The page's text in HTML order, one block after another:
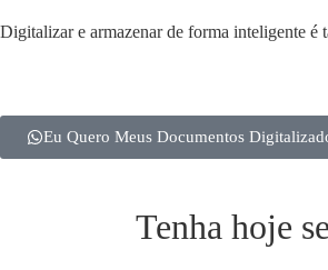
Digitalizar e armazenar de forma inteligente é
Eu Quero Meus Documentos
Tenha hoje